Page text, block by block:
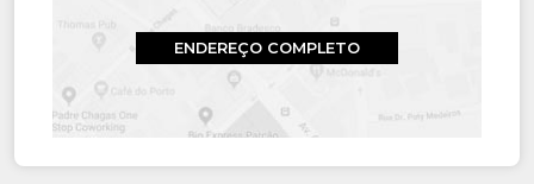
ENDEREÇO COMPLETO